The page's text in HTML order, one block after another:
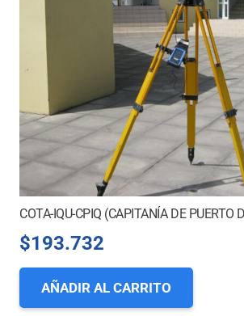
COTA-IQU-CPIQ (CAPITANÍA DE PUERTO
$193.732
AÑADIR AL CARRITO